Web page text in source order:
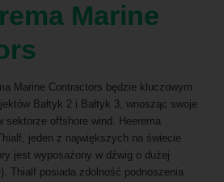
Marine
Marine Contractors będzie kluczowym
Bałtyk 2 i Bałtyk 3, wnosząc swoje
sektorze offshore wind. Heerema
jeden z największych na świecie
jest wyposażony w dźwig o dużej
Thialf posiada zdolność podnoszenia